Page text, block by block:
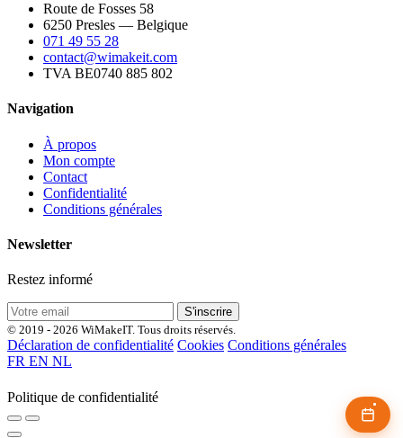
Route de Fosses 58
6250 Presles — Belgique
071 49 55 28
contact@wimakeit.com
TVA BE0740 885 802
Navigation
À propos
Mon compte
Contact
Confidentialité
Conditions générales
Newsletter
Restez informé
S'inscrire
© 2019 - 2026 WiMakeIT. Tous droits réservés.
Déclaration de confidentialité Cookies Conditions générales
FR EN NL
Politique de confidentialité